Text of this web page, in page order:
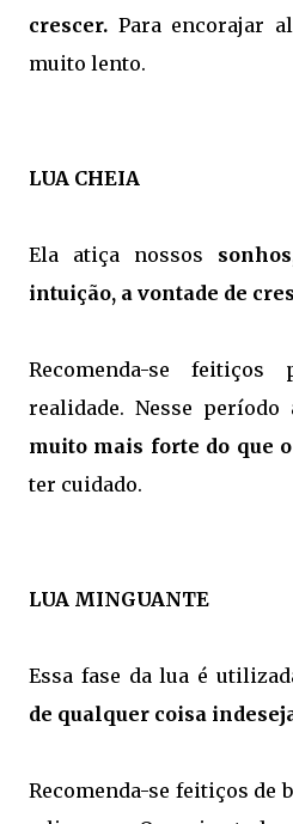
crescer. Para encorajar
muito lento.
LUA CHEIA
Ela atiça nossos
intuição, a vontade de
Recomenda-se
realidade. Nesse
muito mais forte do que
ter cuidado.
LUA MINGUANTE
Essa fase da lua é
de qualquer coisa
Recomenda-se feitiços de